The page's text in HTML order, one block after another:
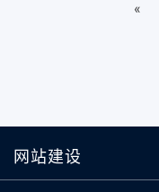
«
网站建设